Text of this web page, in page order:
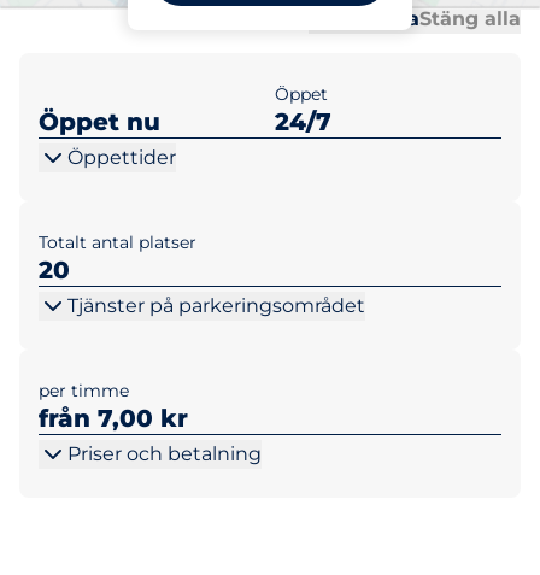
Öppna allaStäng alla
Öppet nu
Öppet
24/7
Öppettider
Totalt antal platser
20
Tjänster på parkeringsområdet
per timme
från 7,00 kr
Priser och betalning